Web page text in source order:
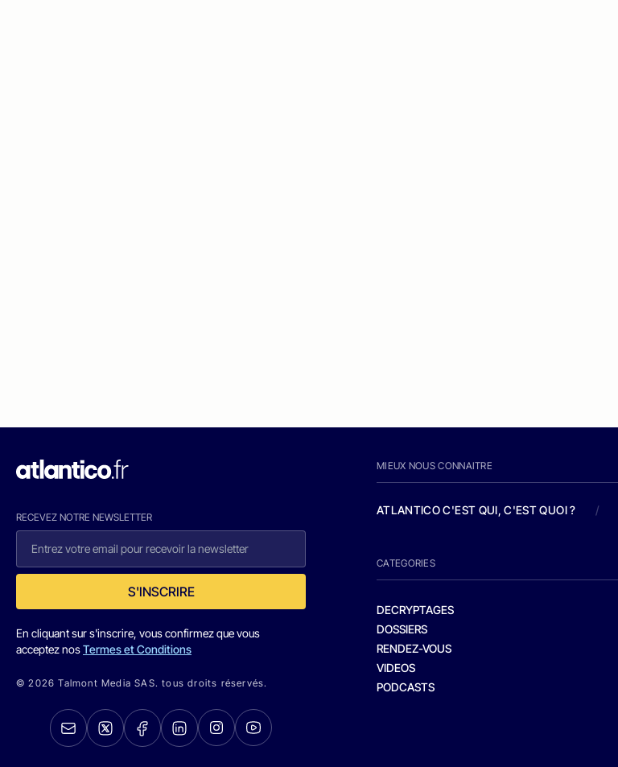
RECEVEZ NOTRE NEWSLETTER
S'INSCRIRE
En cliquant sur s'inscrire, vous confirmez que vous
acceptez nosTermes et Conditions
© 2026 Talmont Media SAS. tous droits réservés.
MIEUX NOUS CONNAITRE
ATLANTICO C'EST QUI, C'EST QUOI ? /
CATEGORIES
DECRYPTAGES
DOSSIERS
RENDEZ-VOUS
VIDEOS
PODCASTS